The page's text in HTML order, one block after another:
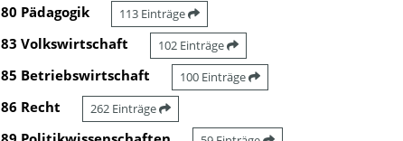
80 Pädagogik 113 Einträge
83 Volkswirtschaft 102 Einträge
85 Betriebswirtschaft 100 Einträge
86 Recht 262 Einträge